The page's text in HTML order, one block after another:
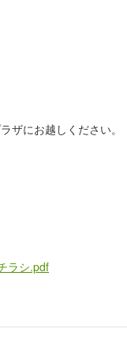
ザにお越しください。
ラシ.pdf